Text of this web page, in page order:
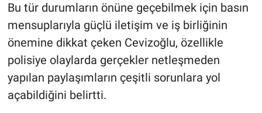
Bu tür durumların önüne geçebilmek için basın
mensuplarıyla güçlü iletişim ve iş birliğinin
önemine dikkat çeken Cevizoğlu, özellikle
polisiye olaylarda gerçekler netleşmeden
yapılan paylaşımların çeşitli sorunlara yol
açabildiğini belirtti.